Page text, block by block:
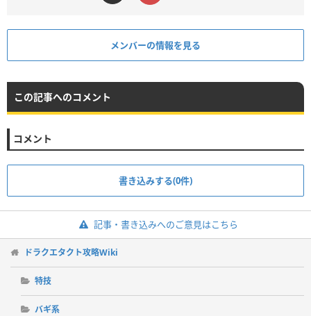
メンバーの情報を見る
この記事へのコメント
コメント
書き込みする(0件)
記事・書き込みへのご意見はこちら
ドラクエタクト攻略Wiki
特技
バギ系